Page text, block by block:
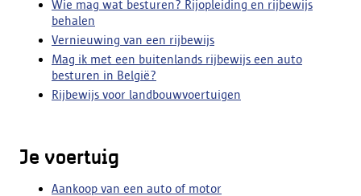
Wie mag wat besturen? Rijopleiding en rijbewijs
behalen
Vernieuwing van een rijbewijs
Mag ik met een buitenlands rijbewijs een auto
besturen in België?
Rijbewijs voor landbouwvoertuigen
Je voertuig
Aankoop van een auto of motor